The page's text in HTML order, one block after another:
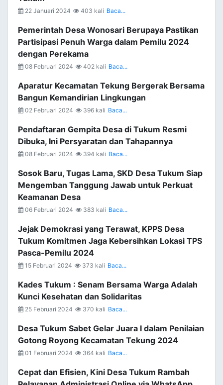
22 Januari 2024 403 kali Baca...
Pemerintah Desa Wonosari Berupaya Pastikan
Partisipasi Penuh Warga dalam Pemilu 2024
dengan Perekama
08 Februari 2024 402 kali Baca...
Aparatur Kecamatan Tekung Bergerak Bersama
Bangun Kemandirian Lingkungan
02 Februari 2024 396 kali Baca...
Pendaftaran Gempita Desa di Tukum Resmi
Dibuka, Ini Persyaratan dan Tahapannya
08 Februari 2024 394 kali Baca...
Sosok Baru, Tugas Lama, SKD Desa Tukum Siap
Mengemban Tanggung Jawab untuk Perkuat
Keamanan Desa
06 Februari 2024 383 kali Baca...
Jejak Demokrasi yang Terawat, KPPS Desa
Tukum Komitmen Jaga Kebersihkan Lokasi TPS
Pasca-Pemilu 2024
15 Februari 2024 373 kali Baca...
Kades Tukum : Senam Bersama Warga Adalah
Kunci Kesehatan dan Solidaritas
25 Februari 2024 370 kali Baca...
Desa Tukum Sabet Gelar Juara I dalam Penilaian
Gotong Royong Kecamatan Tekung 2024
01 Februari 2024 364 kali Baca...
Cepat dan Efisien, Kini Desa Tukum Rambah